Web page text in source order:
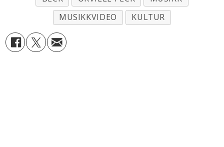
MUSIKKVIDEO
KULTUR